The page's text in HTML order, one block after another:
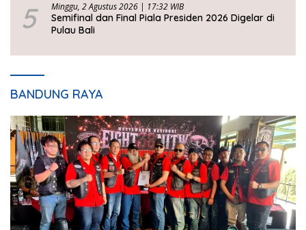
5 Minggu, 2 Agustus 2026 | 17:32 WIB
Semifinal dan Final Piala Presiden 2026 Digelar di
Pulau Bali
BANDUNG RAYA